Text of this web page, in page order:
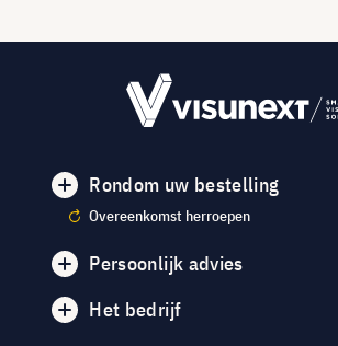
Rondom uw bestelling
Overeenkomst herroepen
Persoonlijk advies
Het bedrijf